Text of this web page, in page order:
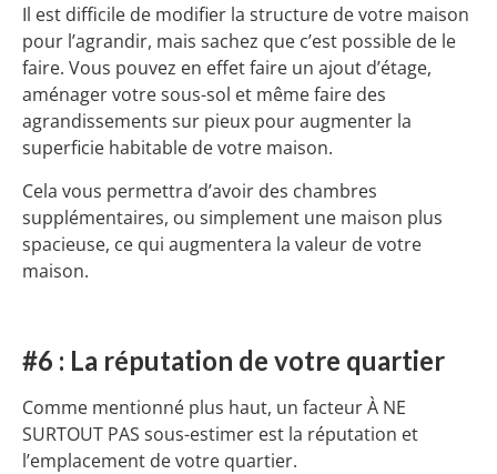
Il est difficile de modifier la structure de votre maison
pour l’agrandir, mais sachez que c’est possible de le
faire. Vous pouvez en effet faire un ajout d’étage,
aménager votre sous-sol et même faire des
agrandissements sur pieux pour augmenter la
superficie habitable de votre maison.
Cela vous permettra d’avoir des chambres
supplémentaires, ou simplement une maison plus
spacieuse, ce qui augmentera la valeur de votre
maison.
#6 : La réputation de votre quartier
Comme mentionné plus haut, un facteur À NE
SURTOUT PAS sous-estimer est la réputation et
l’emplacement de votre quartier.